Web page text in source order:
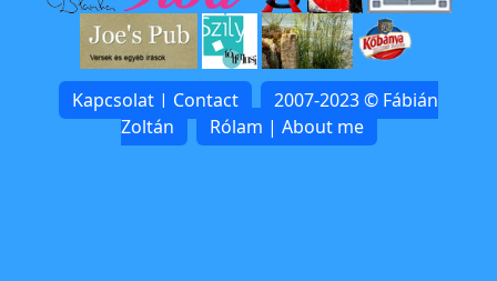
Kapcsolat | Contact
2007-2023 © Fábián
Zoltán
Rólam | About me